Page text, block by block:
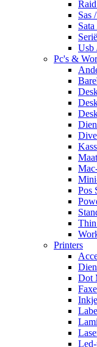
Sas
Usb
Pc's &
Pos
Printers
Dot